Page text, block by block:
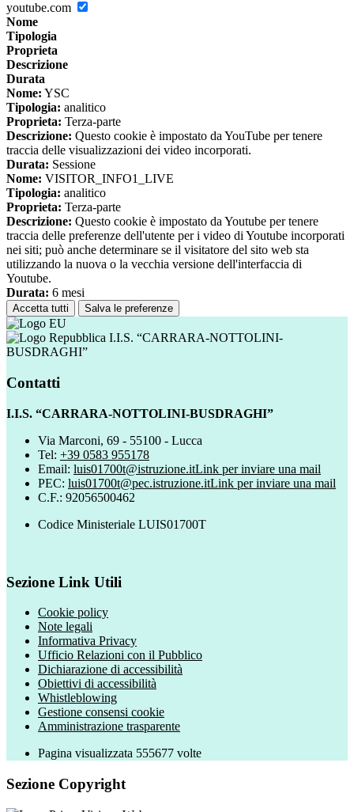
youtube.com
Nome
Tipologia
Proprieta
Descrizione
Durata
Nome: YSC
Tipologia: analitico
Proprieta: Terza-parte
Descrizione: Questo cookie è impostato da YouTube per tenere
traccia delle visualizzazioni dei video incorporati.
Durata: Sessione
Nome: VISITOR_INFO1_LIVE
Tipologia: analitico
Proprieta: Terza-parte
Descrizione: Questo cookie è impostato da Youtube per tenere
traccia delle preferenze dell'utente per i video di Youtube incorporati
nei siti; può anche determinare se il visitatore del sito web sta
utilizzando la nuova o la vecchia versione dell'interfaccia di
Youtube.
Durata: 6 mesi
Accetta tutti Salva le preferenze
I.I.S. “CARRARA-NOTTOLINI-
BUSDRAGHI”
Contatti
I.I.S. “CARRARA-NOTTOLINI-BUSDRAGHI”
Via Marconi, 69 - 55100 - Lucca
Tel: +39 0583 955178
Email: luis01700t@istruzione.itLink per inviare una mail
PEC: luis01700t@pec.istruzione.itLink per inviare una mail
C.F.: 92056500462
Codice Ministeriale LUIS01700T
Sezione Link Utili
Cookie policy
Note legali
Informativa Privacy
Ufficio Relazioni con il Pubblico
Dichiarazione di accessibilità
Obiettivi di accessibilità
Whistleblowing
Gestione consensi cookie
Amministrazione trasparente
Pagina visualizzata 555677 volte
Sezione Copyright